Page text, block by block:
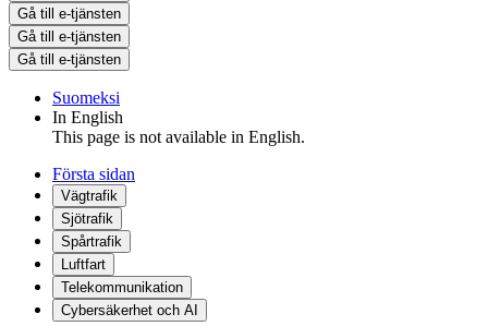
Gå till e-tjänsten
Gå till e-tjänsten
Gå till e-tjänsten
Suomeksi
In English
This page is not available in English.
Första sidan
Vägtrafik
Sjötrafik
Spårtrafik
Luftfart
Telekommunikation
Cybersäkerhet och AI